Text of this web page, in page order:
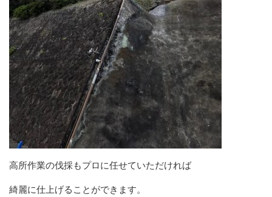
高所作業の伐採もプロに任せていただければ
綺麗に仕上げることができます。